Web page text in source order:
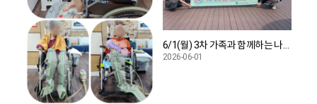
2026-06-01